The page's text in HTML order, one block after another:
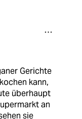
Gerichte
kann,
überhaupt
an
sie